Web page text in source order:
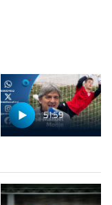
51:59